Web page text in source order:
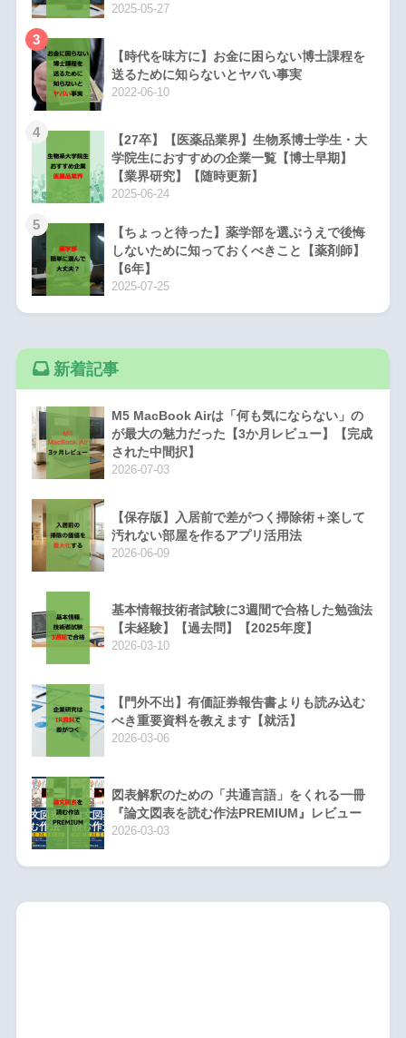
2025-05-27
3
【時代を味方に】お金に困らない博士課程を
送るために知らないとヤバい事実
2022-06-10
4
【27卒】【医薬品業界】生物系博士学生・大
学院生におすすめの企業一覧【博士早期】
【業界研究】【随時更新】
2025-06-24
5
【ちょっと待った】薬学部を選ぶうえで後悔
しないために知っておくべきこと【薬剤師】
【6年】
2025-07-25
新着記事
M5 MacBook Airは「何も気にならない」の
が最大の魅力だった【3か月レビュー】【完成
された中間択】
2026-07-03
【保存版】入居前で差がつく掃除術＋楽して
汚れない部屋を作るアプリ活用法
2026-06-09
基本情報技術者試験に3週間で合格した勉強法
【未経験】【過去問】【2025年度】
2026-03-10
【門外不出】有価証券報告書よりも読み込む
べき重要資料を教えます【就活】
2026-03-06
図表解釈のための「共通言語」をくれる一冊
『論文図表を読む作法PREMIUM』レビュー
2026-03-03